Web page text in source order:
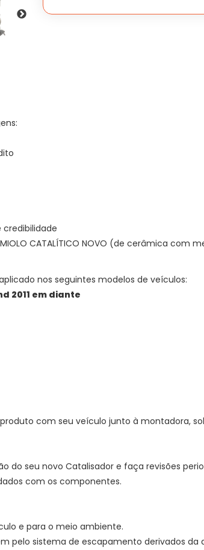
2011
2011
CATALÍTICO NOVO (de cerâmica com
nos seguintes modelos de veículos:
2011 em diante
com seu veículo junto à montadora,
do seu novo Catalisador e faça revisões
com os componentes.
e para o meio ambiente.
pelo sistema de escapamento derivados